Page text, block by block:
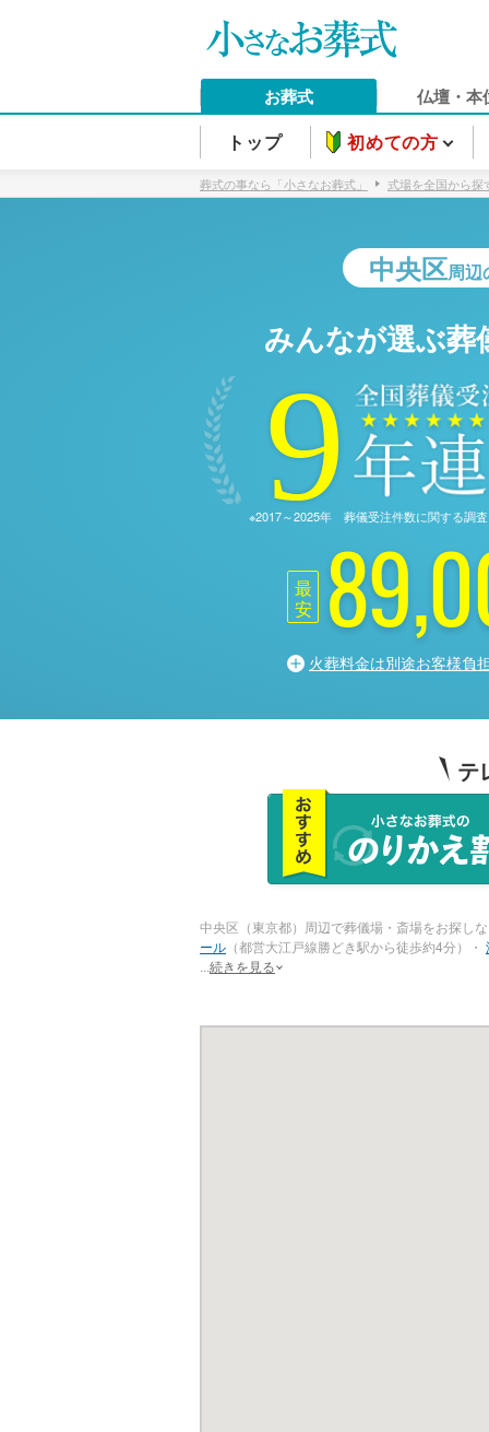
お葬式 仏壇・本
トップ 初めての方
葬式の事なら「小さなお葬式」 式場を全国から探
中央区周辺
みんなが選ぶ葬
9
※2017～2025年 葬儀受注件数に関する調
最
安
火葬料金は別途お客様負
テ
中央区（東京都）周辺で葬儀場・斎場をお探し
ール （都営大江戸線勝どき駅から徒歩約4分）・
続きを見る